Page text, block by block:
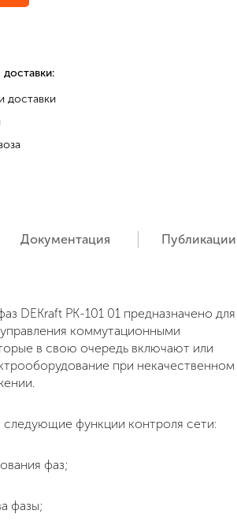
доставки
Документация Публикации
DEKraft РК-101 01 предназначено для
управления коммутационными
в свою очередь включают или
при некачественном
следующие функции контроля сети:
фаз;
фазы;